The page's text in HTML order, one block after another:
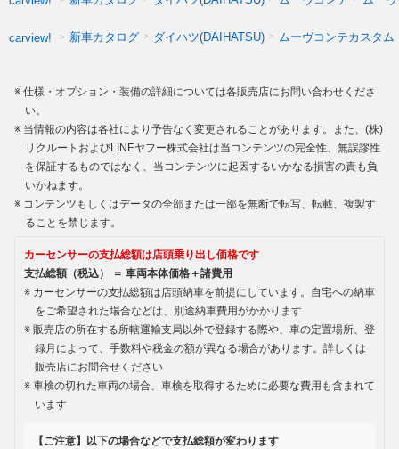
carview! 新車カタログ ダイハツ(DAIHATSU) ムーヴコンテカスタム
仕様・オプション・装備の詳細については各販売店にお問い合わせくださ
い。
当情報の内容は各社により予告なく変更されることがあります。また、(株)
リクルートおよびLINEヤフー株式会社は当コンテンツの完全性、無誤謬性
を保証するものではなく、当コンテンツに起因するいかなる損害の責も負
いかねます。
コンテンツもしくはデータの全部または一部を無断で転写、転載、複製す
ることを禁じます。
カーセンサーの支払総額は店頭乗り出し価格です
支払総額（税込） ＝ 車両本体価格＋諸費用
カーセンサーの支払総額は店頭納車を前提にしています。自宅への納車
をご希望された場合などは、別途納車費用がかかります
販売店の所在する所轄運輸支局以外で登録する際や、車の定置場所、登
録月によって、手数料や税金の額が異なる場合があります。詳しくは
販売店にお問合せください
車検の切れた車両の場合、車検を取得するために必要な費用も含まれて
います
【ご注意】以下の場合などで支払総額が変わります